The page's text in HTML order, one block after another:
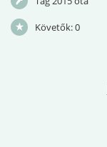
Követők:0